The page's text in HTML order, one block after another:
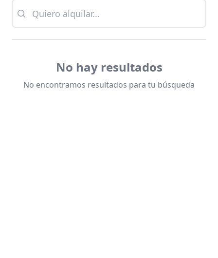
No hay resultados
No encontramos resultados para tu búsqueda